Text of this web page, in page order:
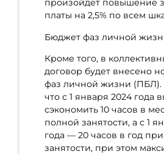
произойдет повышение
платы на 2,5% по всем
Бюджет фаз личной
Кроме того, в
договор будет внесено
фаз личной жизни (ПБЛ).
что с 1 января 2024 года
сэкономить 10 часов в
полной занятости, а с 1
года — 20 часов в год
занятости, при этом